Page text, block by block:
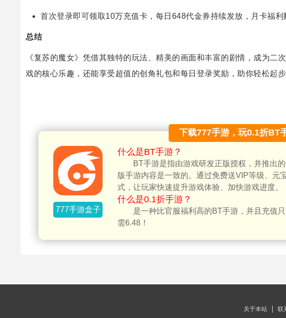
首次登录即可领取10万充值卡，每日648代金券持续发放，月卡福利
总结
《复苏的魔女》凭借其独特的玩法、精美的画面和丰富的剧情，成为二
戏的核心乐趣，还能享受超值的创角礼包和每日登录奖励，助你轻松起
下载777手游，玩0.1折BT
777手游盒子
什么是BT手游？
BT手游是指由游戏研发正版授权，并推出
版手游内容是一致的。通过免费送VIP等级、元
式，让玩家快速提升游戏体验、加快游戏进度。
什么是0.1折手游？
是一种比官服福利高的BT手游，并且充值
需6.48！
关于本站 联